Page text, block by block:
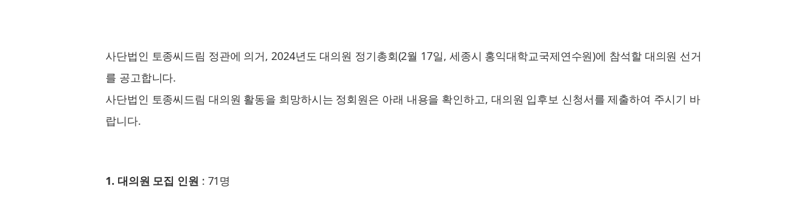
사단법인 토종씨드림 정관에 의거, 2024년도 대의원 정기총회(2월 17일, 세종시 홍익대학교국제연수원)에 참석할 대의원 선거
를 공고합니다.
사단법인 토종씨드림 대의원 활동을 희망하시는 정회원은 아래 내용을 확인하고, 대의원 입후보 신청서를 제출하여 주시기 바
랍니다.
1. 대의원 모집 인원 : 71명